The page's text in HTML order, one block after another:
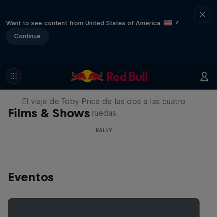
Want to see content from United States of America
?
Continue
Films & Shows
Price to Dakar
El viaje de Toby Price de las dos a las cuatro
ruedas
RALLY
Eventos